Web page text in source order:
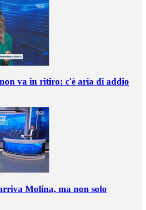
va in ritiro: c'è aria di addio
Molina, ma non solo